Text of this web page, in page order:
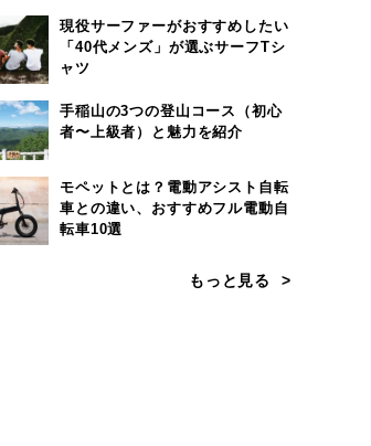
現役サーファーがおすすめしたい
「40代メンズ」が選ぶサーフTシ
ャツ
手稲山の3つの登山コース（初心
者〜上級者）と魅力を紹介
モペットとは？電動アシスト自転
車との違い、おすすめフル電動自
転車10選
もっと見る